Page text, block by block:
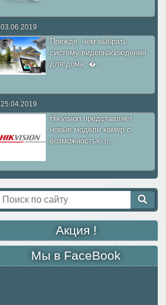
03.06.2019
Прежде, чем выбрать
систему видеонаблюдения
для дома, �...
25.04.2019
Hikvision представляет
новые модели камер с
возможностью п...
Акция !
Мы в FaceBook